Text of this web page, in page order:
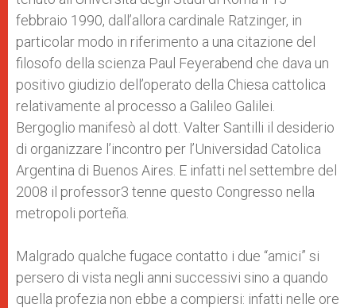
febbraio 1990, dall’allora cardinale Ratzinger, in
particolar modo in riferimento a una citazione del
filosofo della scienza Paul Feyerabend che dava un
positivo giudizio dell’operato della Chiesa cattolica
relativamente al processo a Galileo Galilei.
Bergoglio manifesò al dott. Valter Santilli il desiderio
di organizzare l’incontro per l’Universidad Catolica
Argentina di Buenos Aires. E infatti nel settembre del
2008 il professor3 tenne questo Congresso nella
metropoli porteña.
Malgrado qualche fugace contatto i due “amici” si
persero di vista negli anni successivi sino a quando
quella profezia non ebbe a compiersi: infatti nelle ore